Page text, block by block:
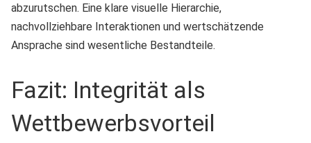
abzurutschen. Eine klare visuelle Hierarchie,
nachvollziehbare Interaktionen und wertschätzende
Ansprache sind wesentliche Bestandteile.
Fazit: Integrität als
Wettbewerbsvorteil